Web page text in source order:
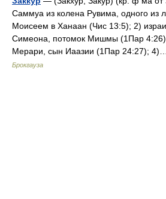
Саммуа из колена Рувима, одного из
Моисеем в Ханаан (Чис 13:5); 2)
Симеона, потомок Мишмы (1Пар 4:26);
Мерари, сын Иаазии (1Пар 24:27);
Брокгауза